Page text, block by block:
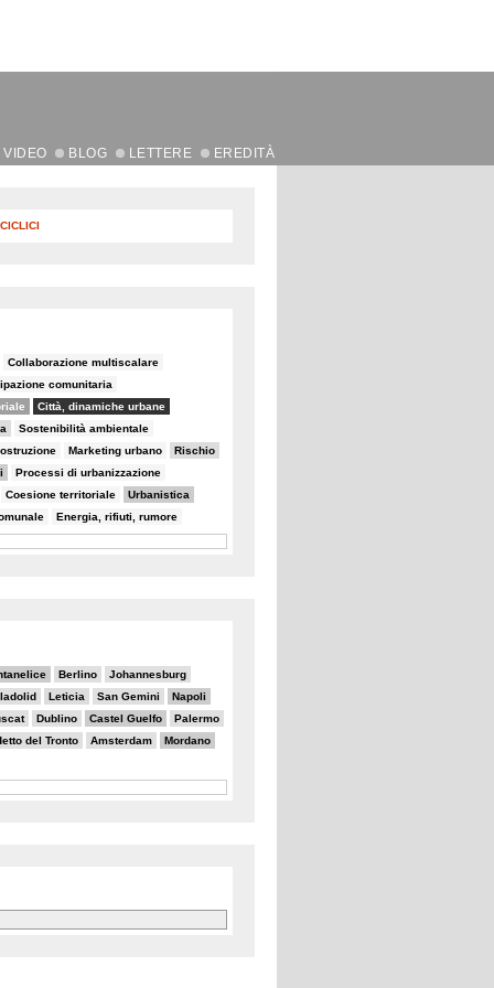
VIDEO BLOG LETTERE EREDITÀ
Collaborazione multiscalare
comunitaria
Città, dinamiche urbane
Sostenibilità ambientale
Marketing urbano Rischio
Processi di urbanizzazione
Coesione territoriale Urbanistica
Energia, rifiuti, rumore
Berlino Johannesburg
Leticia San Gemini Napoli
Dublino Castel Guelfo Palermo
del Tronto Amsterdam Mordano